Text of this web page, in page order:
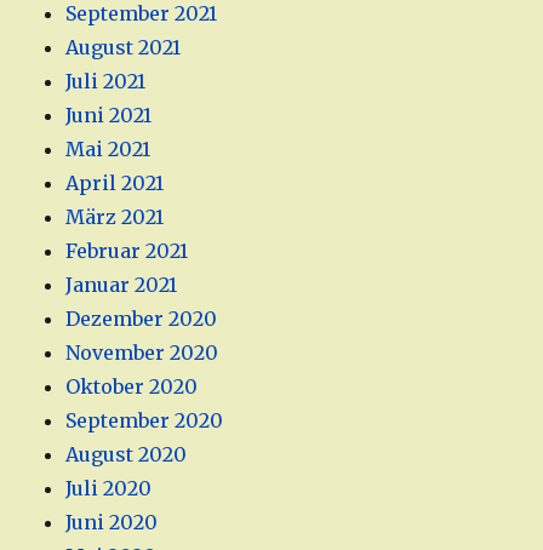
September 2021
August 2021
Juli 2021
Juni 2021
Mai 2021
April 2021
März 2021
Februar 2021
Januar 2021
Dezember 2020
November 2020
Oktober 2020
September 2020
August 2020
Juli 2020
Juni 2020